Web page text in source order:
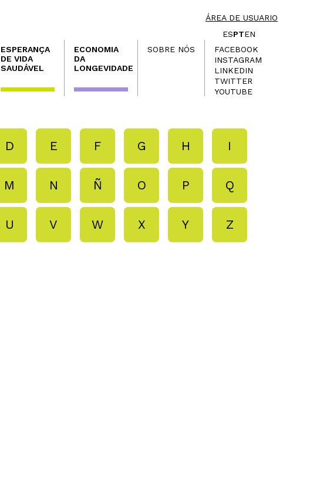
ÁREA DE USUARIO
ESPTEN
ESPERANÇA
DE VIDA
SAUDÁVEL
ECONOMIA
DA
LONGEVIDADE
SOBRE NÓS
FACEBOOK
INSTAGRAM
LINKEDIN
TWITTER
YOUTUBE
D E F G H I
M N Ñ O P Q
U V W X Y Z